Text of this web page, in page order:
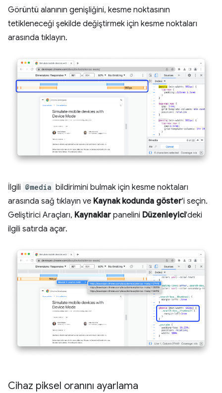
Görüntü alanının genişliğini, kesme noktasının
tetikleneceği şekilde değiştirmek için kesme noktaları
arasında tıklayın.
İlgili @media bildirimini bulmak için kesme noktaları
arasında sağ tıklayın ve Kaynak kodunda göster'i seçin.
Geliştirici Araçları, Kaynaklar panelini Düzenleyici'deki
ilgili satırda açar.
Cihaz piksel oranını ayarlama